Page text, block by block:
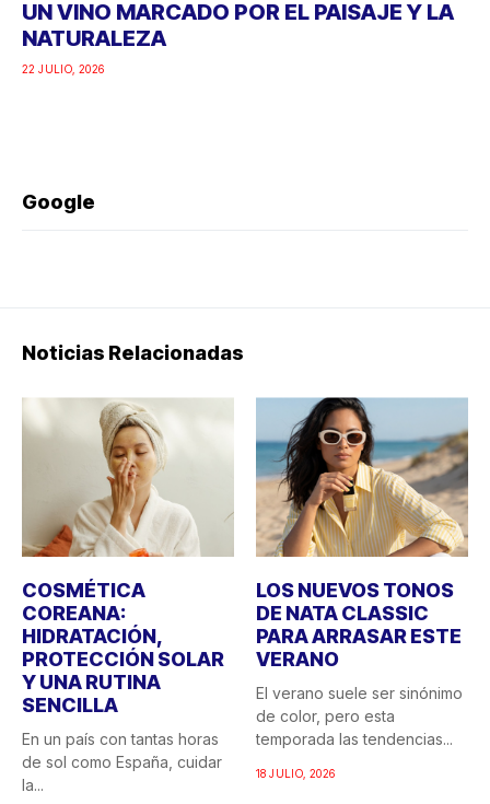
UN VINO MARCADO POR EL PAISAJE Y LA
NATURALEZA
22 JULIO, 2026
Google
Noticias Relacionadas
COSMÉTICA
COREANA:
HIDRATACIÓN,
PROTECCIÓN SOLAR
Y UNA RUTINA
SENCILLA
En un país con tantas horas
de sol como España, cuidar
la...
LOS NUEVOS TONOS
DE NATA CLASSIC
PARA ARRASAR ESTE
VERANO
El verano suele ser sinónimo
de color, pero esta
temporada las tendencias...
18 JULIO, 2026